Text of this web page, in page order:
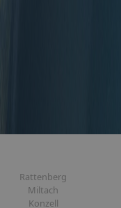
Rattenberg
Miltach
Konzell